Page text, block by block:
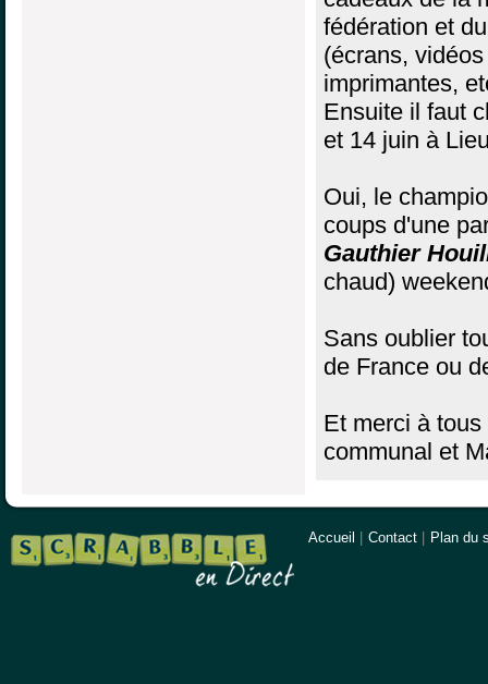
fédération et
(écrans,
imprimantes,
Ensuite il faut
et 14 juin à
Oui, le
coups d'une
Gauthier
chaud)
Sans oublier
de France ou
Et merci à
communal et
Accueil | Contact | Plan du